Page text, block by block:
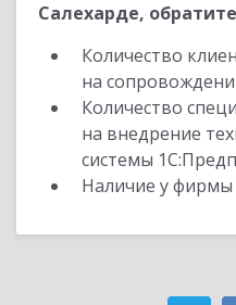
Салехарде,
Количество
на
Количество
на внедрение
системы
Наличие у фирмы